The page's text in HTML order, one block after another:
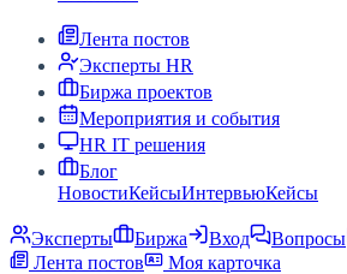
Лента постов
Эксперты HR
Биржа проектов
Мероприятия и события
HR IT решения
Блог
НовостиКейсыИнтервьюКейсы
Эксперты Биржа Вход Вопросы
Лента постов
Моя карточка